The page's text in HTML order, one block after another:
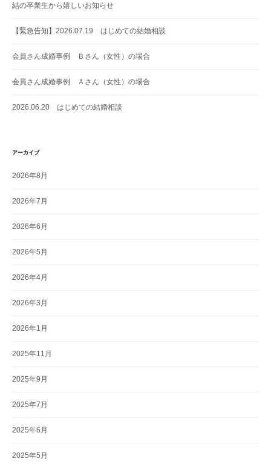
結の卒業生から嬉しいお知らせ
【緊急告知】2026.07.19 はじめての結婚相談
会員さん成婚事例 Ｂさん（女性）の場合
会員さん成婚事例 Ａさん（女性）の場合
2026.06.20 はじめての結婚相談
アーカイブ
2026年8月
2026年7月
2026年6月
2026年5月
2026年4月
2026年3月
2026年1月
2025年11月
2025年9月
2025年7月
2025年6月
2025年5月